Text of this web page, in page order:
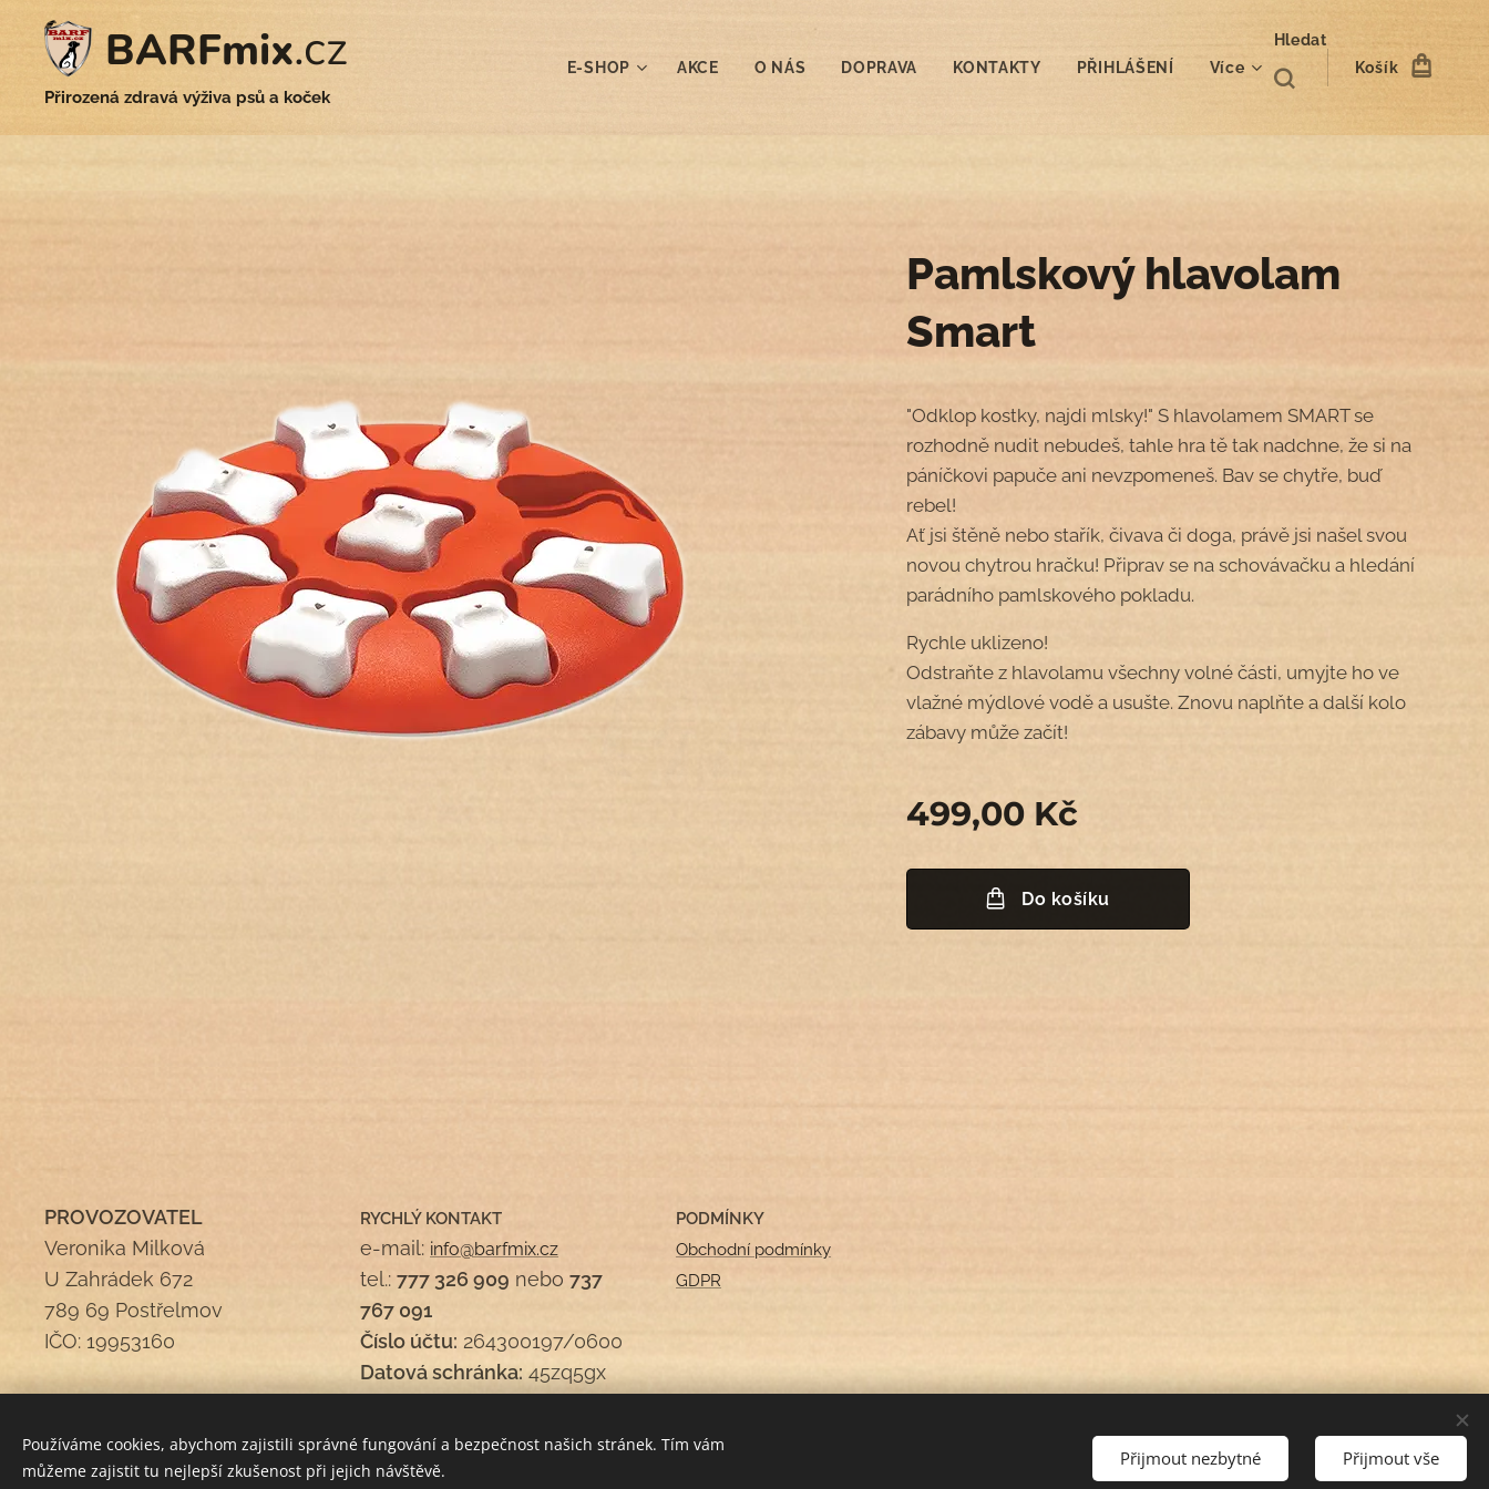
BARFmix.cz
Přirozená zdravá výživa psů a koček
E-SHOP AKCE O NÁS DOPRAVA KONTAKTY PŘIHLÁŠENÍ Více
Hledat
Košík
Pamlskový hlavolam
Smart
"Odklop kostky, najdi mlsky!" S hlavolamem SMART se
rozhodně nudit nebudeš, tahle hra tě tak nadchne, že si na
páníčkovi papuče ani nevzpomeneš. Bav se chytře, buď
rebel!
Ať jsi štěně nebo stařík, čivava či doga, právě jsi našel svou
novou chytrou hračku! Připrav se na schovávačku a hledání
parádního pamlskového pokladu.
Rychle uklizeno!
Odstraňte z hlavolamu všechny volné části, umyjte ho ve
vlažné mýdlové vodě a usušte. Znovu naplňte a další kolo
zábavy může začít!
499,00 Kč
Do košíku
PROVOZOVATEL
Veronika Milková
U Zahrádek 672
789 69 Postřelmov
IČO: 19953160
RYCHLÝ KONTAKT
e-mail: info@barfmix.cz
tel.:777 326 909 nebo737
767 091
Číslo účtu: 264300197/0600
Datová schránka: 45zq5gx
PODMÍNKY
Obchodní podmínky
GDPR
Používáme cookies, abychom zajistili správné fungování a bezpečnost našich stránek. Tím vám
můžeme zajistit tu nejlepší zkušenost při jejich návštěvě.
Přijmout nezbytné Přijmout vše